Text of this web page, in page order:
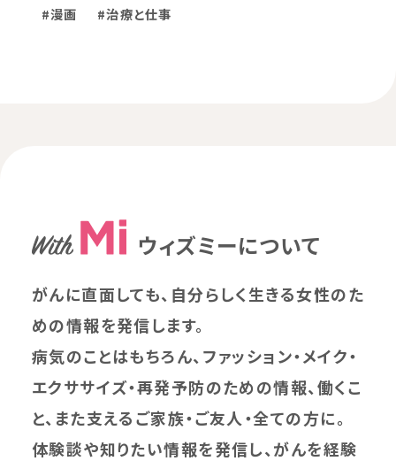
#漫画
#治療と仕事
ウィズミーについて
がんに直面しても、自分らしく生きる女性のた
めの情報を発信します。
病気のことはもちろん、ファッション・メイク・
エクササイズ・再発予防のための情報、働くこ
と、また支えるご家族・ご友人・全ての方に。
体験談や知りたい情報を発信し、がんを経験